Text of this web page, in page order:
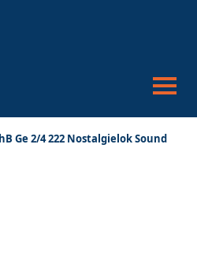
oder
Ge 2/4 222 Nostalgielok Sound